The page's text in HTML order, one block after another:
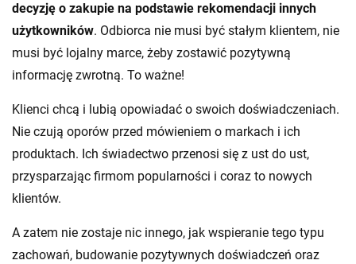
decyzję o zakupie na podstawie rekomendacji innych
użytkowników. Odbiorca nie musi być stałym klientem, nie
musi być lojalny marce, żeby zostawić pozytywną
informację zwrotną. To ważne!
Klienci chcą i lubią opowiadać o swoich doświadczeniach.
Nie czują oporów przed mówieniem o markach i ich
produktach. Ich świadectwo przenosi się z ust do ust,
przysparzając firmom popularności i coraz to nowych
klientów.
A zatem nie zostaje nic innego, jak wspieranie tego typu
zachowań, budowanie pozytywnych doświadczeń oraz